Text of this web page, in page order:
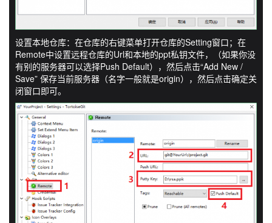
设置本地仓库：在仓库的右键菜单打开仓库的Setting窗口；在
Remote中设置远程仓库的Url和本地的ppt私钥文件，（如果你没
有别的服务器可以选择Push Default），然后点击“Add New /
Save” 保存当前服务器（名字一般就是origin），然后点击确定关
闭窗口即可。